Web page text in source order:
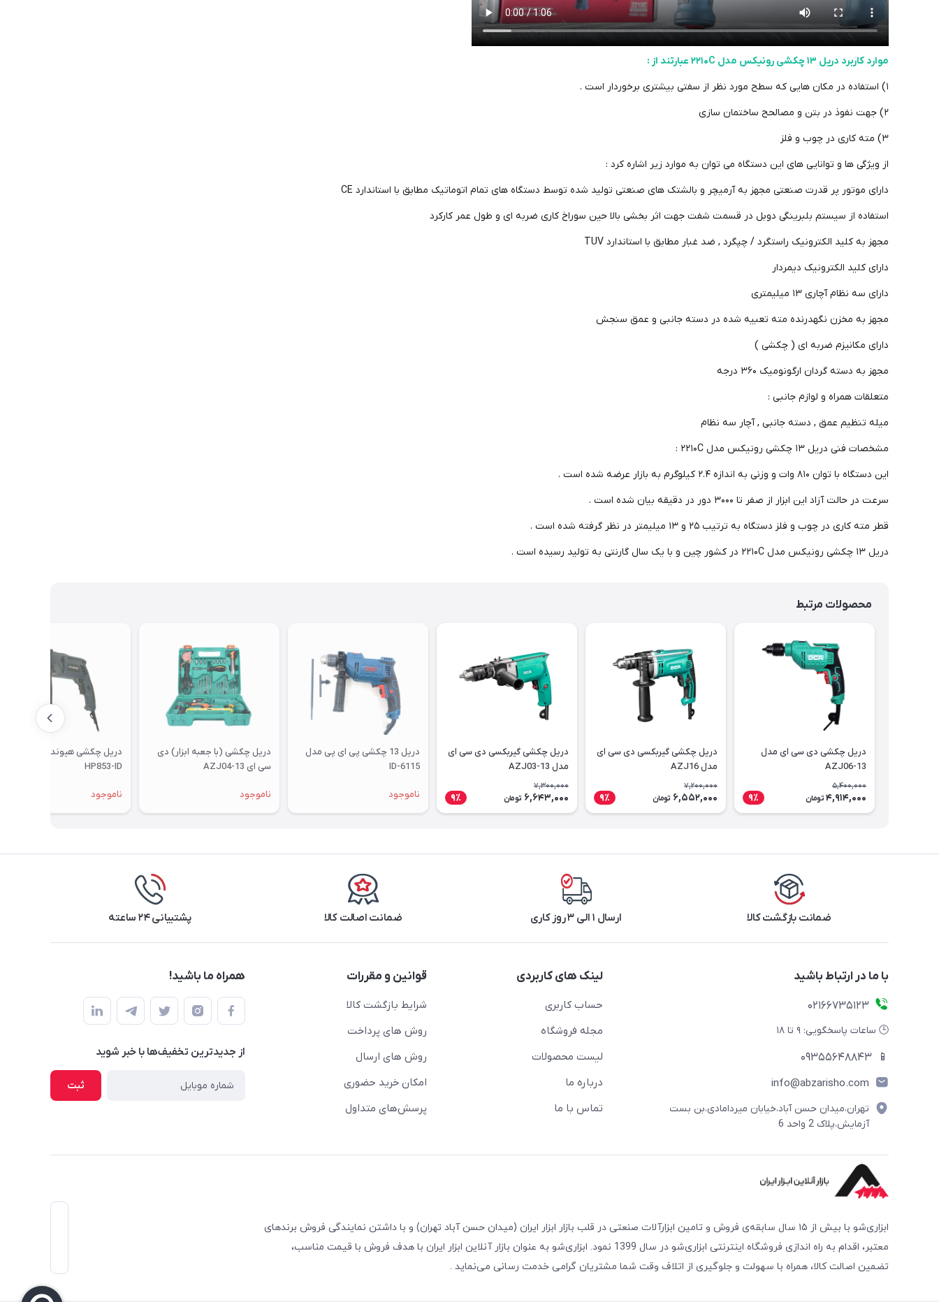
موارد کاربرد دریل ۱۳ چکشی رونیکس مدل ۲۲۱۰C عبارتند از :
۱) استفاده در مکان هایی که سطح مورد نظر از سفتی بیشتری برخوردار است .
۲) جهت نفوذ در بتن و مصالحح ساختمان سازی
۳) مته کاری در چوب و فلز
از ویژگی ها و توانایی های این دستگاه می توان به موارد زیر اشاره کرد :
دارای موتور پر قدرت صنعتی مجهز به آرمیچر و بالشتک های صنعتی تولید شده توسط دستگاه های تمام اتوماتیک مطابق با استاندارد CE
استفاده از سیستم بلبرینگی دوبل در قسمت شفت جهت اثر بخشی بالا حین سوراخ کاری ضربه ای و طول عمر کارکرد
مجهز به کلید الکترونیک راستگرد / چپگرد , ضد غبار مطابق با استاندارد TUV
دارای کلید الکترونیک دیمردار
دارای سه نظام آچاری ۱۳ میلیمتری
مجهز به مخزن نگهدرنده مته تعبیه شده در دسته جانبی و عمق سنجش
دارای مکانیزم ضربه ای ( چکشی )
مجهز به دسته گردان ارگونومیک ۳۶۰ درجه
متعلقات همراه و لوازم جانبی :
میله تنظیم عمق , دسته جانبی , آچار سه نظام
مشخصات فنی دریل ۱۳ چکشی رونیکس مدل ۲۲۱۰C :
این دستگاه با توان ۸۱۰ وات و وزنی به اندازه ۲.۴ کیلوگرم به بازار عرضه شده است .
سرعت در حالت آزاد این ابزار از صفر تا ۳۰۰۰ دور در دقیقه بیان شده است .
قطر مته کاری در چوب و فلز دستگاه به ترتیب ۲۵ و ۱۳ میلیمتر در نظر گرفته شده است .
دریل ۱۳ چکشی رونیکس مدل ۲۲۱۰C در کشور چین و با یک سال گارنتی به تولید رسیده است .
محصولات مرتبط
دریل چکشی دی سی ای مدل
AZJ06-13
5,400,000
4,914,000 تومان 9٪
دریل چکشی گیربکسی دی سی ای
مدل AZJ16
7,200,000
6,552,000 تومان 9٪
دریل چکشی گیربکسی دی سی ای
مدل AZJ03-13
7,300,000
6,643,000 تومان 9٪
دریل 13 چکشی پی ای پی مدل
ID-6115
ناموجود
دریل چکشی (با جعبه ابزار) دی
سی ای AZJ04-13
ناموجود
دریل چکشی هیوندای مدل
HP853-ID
ناموجود
ضمانت بازگشت کالا ارسال ۱ الی ۳ روز کاری ضمانت اصالت کالا پشتیبانی ۲۴ ساعته
با ما در ارتباط باشید
02166735123
🕒 ساعات پاسخگویی: ۹ تا ۱۸
📱
09355648843
info@abzarisho.com
تهران،میدان حسن آباد،خیابان میردامادی،بن بست
آزمایش،پلاک 2 واحد 6
لینک های کاربردی
حساب کاربری
مجله فروشگاه
لیست محصولات
درباره ما
تماس با ما
قوانین و مقررات
شرایط بازگشت کالا
روش های پرداخت
روش های ارسال
امکان خرید حضوری
پرسش‌های متداول
همراه ما باشید!
از جدید‌ترین تخفیف‌ها با‌ خبر شوید
ثبت
ابزاری‌شو با بیش از ۱۵ سال سابقه‌ی فروش و تامین ابزارآلات صنعتی در قلب بازار ابزار ایران (میدان حسن آباد تهران) و با داشتن نمایندگی فروش برندهای
معتبر، اقدام به راه اندازی فروشگاه اینترنتی ابزاری‌شو در سال 1399 نمود. ابزاری‌شو به عنوان بازار آنلاین ابزار ایران با هدف فروش با قیمت مناسب،
تضمین اصالت کالا، همراه با سهولت و جلوگیری از اتلاف وقت شما مشتریان گرامی خدمت رسانی می‌نماید .